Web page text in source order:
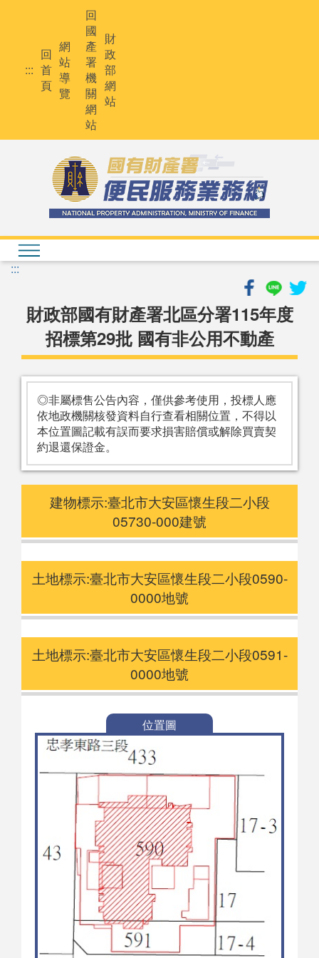
:::
回
首
頁
網
站
導
覽
回
國
產
署
機
關
網
站
財
政
部
網
站
:::
財政部國有財產署北區分署115年度
招標第29批 國有非公用不動產
◎非屬標售公告內容，僅供參考使用，投標人應
依地政機關核發資料自行查看相關位置，不得以
本位置圖記載有誤而要求損害賠償或解除買賣契
約退還保證金。
建物標示:臺北市大安區懷生段二小段
05730-000建號
土地標示:臺北市大安區懷生段二小段0590-
0000地號
土地標示:臺北市大安區懷生段二小段0591-
0000地號
位置圖